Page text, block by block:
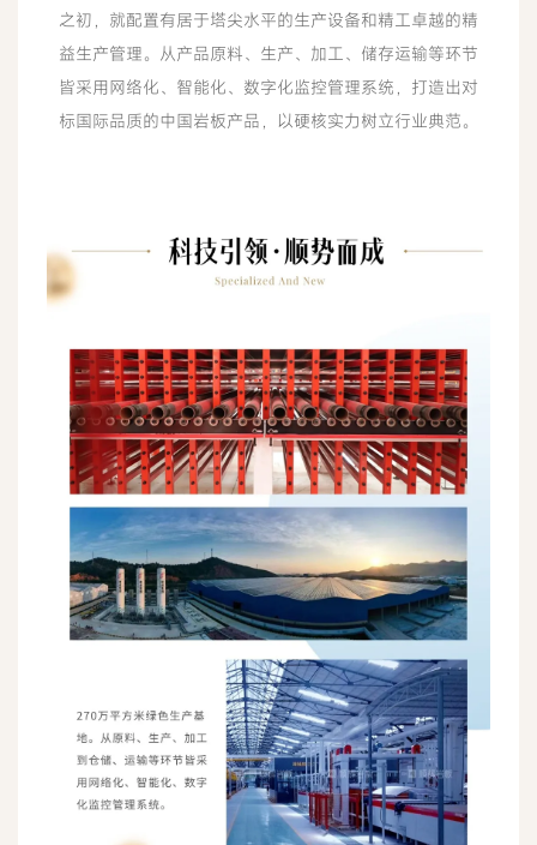
之初，就配置有居于塔尖水平的生产设备和精工卓越的精
益生产管理。从产品原料、生产、加工、储存运输等环节
皆采用网络化、智能化、数字化监控管理系统，打造出对
标国际品质的中国岩板产品，以硬核实力树立行业典范。